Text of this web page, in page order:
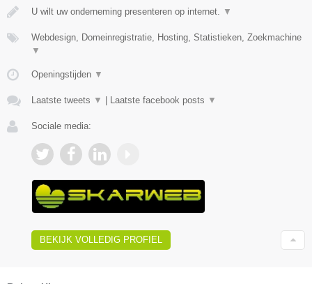
U wilt uw onderneming presenteren op internet. ▼
Webdesign, Domeinregistratie, Hosting, Statistieken, Zoekmachine
▼
Openingstijden ▼
Laatste tweets ▼ Laatste facebook posts ▼
Sociale media:
BEKIJK VOLLEDIG PROFIEL